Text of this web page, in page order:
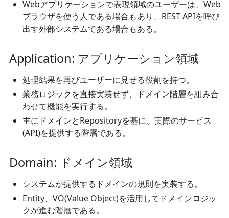
Webアプリケーションで表現領域のユーザーは、Web
ブラウザを使う人である場合もあり、REST APIを呼び
出す外部システムである場合もある。
Application: アプリケーション領域
処理結果を再びユーザーに見せる役割を持つ。
業務ロジックを直接実装せず、ドメイン階層を組み合
わせて機能を実行する。
主にドメインとRepositoryを基に、実際のサービス
(API)を提供する階層である。
Domain: ドメイン領域
システムが提供するドメインの規則を実装する。
Entity、VO(Value Object)を活用してドメインロジッ
クが進む階層である。